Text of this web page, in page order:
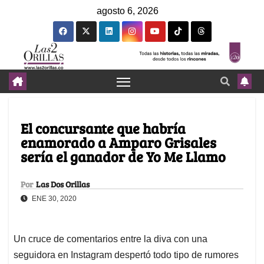
agosto 6, 2026
El concursante que habría
enamorado a Amparo Grisales
sería el ganador de Yo Me Llamo
Por Las Dos Orillas
ENE 30, 2020
Un cruce de comentarios entre la diva con una
seguidora en Instagram despertó todo tipo de rumores